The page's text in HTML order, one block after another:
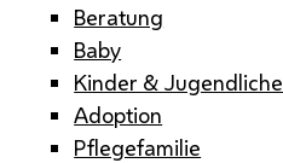
Beratung
Baby
Kinder & Jugendliche
Adoption
Pflegefamilie